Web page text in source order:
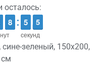
осталось:
9
8
8
секунд
0
5
5 4
4
3
зеленый, 150x200,
см